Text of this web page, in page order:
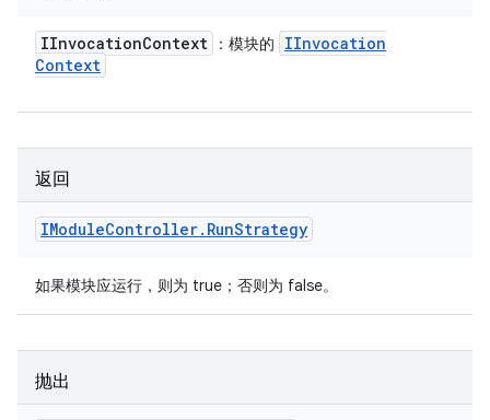
IInvocationContext ：模块的
IInvocation
Context
返回
IModuleController. RunStrategy
如果模块应运行，则为 true；否则为 false。
抛出